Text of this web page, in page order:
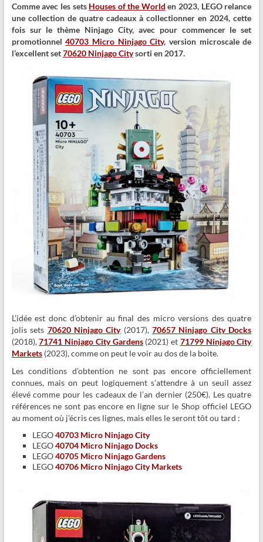
Comme avec les sets Houses of the World en 2023, LEGO relance
une collection de quatre cadeaux à collectionner en 2024, cette
fois sur le thème Ninjago City, avec pour commencer le set
promotionnel40703 Micro Ninjago City, version microscale de
l’excellent set70620 Ninjago Citysorti en 2017.
L’idée est donc d’obtenir au final des micro versions des quatre
jolis sets 70620 Ninjago City(2017),70657 Ninjago City Docks
(2018),71741 Ninjago City Gardens(2021) et 71799 Ninjago City
Markets(2023), comme on peut le voir au dos de la boite.
Les conditions d’obtention ne sont pas encore officiellement
connues, mais on peut logiquement s’attendre à un seuil assez
élevé comme pour les cadeaux de l’an dernier (250€). Les quatre
références ne sont pas encore en ligne sur le Shop officiel LEGO
au moment où j’écris ces lignes, mais elles le seront tôt ou tard :
LEGO40703 Micro Ninjago City
LEGO40704 Micro Ninjago Docks
LEGO40705 Micro Ninjago Gardens
LEGO40706 Micro Ninjago City Markets